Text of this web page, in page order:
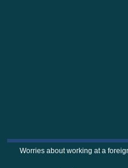
Worries about working at a